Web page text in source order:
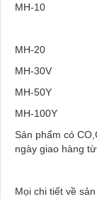
MH-10
MH-20
MH-30V
MH-50Y
MH-100Y
Sản phẩm có
ngày giao hàng
Mọi chi tiết về